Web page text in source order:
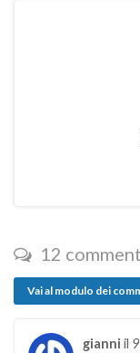
12
Vai al modulo dei
gianni il